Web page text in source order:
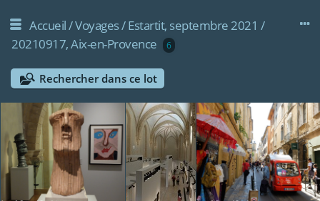
Accueil/Voyages/Estartit, septembre 2021 /
20210917, Aix-en-Provence
6
Rechercher dans ce lot